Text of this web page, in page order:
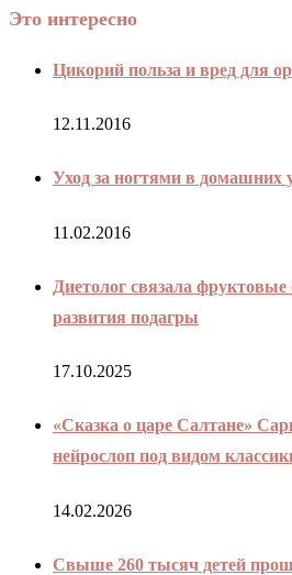
Это интересно
Цикорий польза и вред для
12.11.2016
Уход за ногтями в домашних
11.02.2016
Диетолог связала
развития подагры
17.10.2025
«Сказка о царе Салтане»
нейрослоп под видом
14.02.2026
Свыше 260 тысяч детей